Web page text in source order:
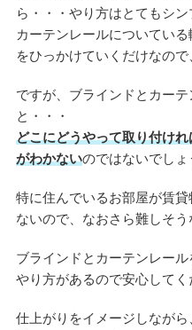
ら・・・やり方はとてもシン
カーテンレールについてい
をひっかけていくだけなの
ですが、ブラインドとカー
と・・・
どこにどうやって取り付け
がわかないのではないでしょ
特に住んでいるお部屋が賃
ないので、なおさら難しそう
ブラインドとカーテンレー
やり方があるので安心してく
仕上がりをイメージしなが